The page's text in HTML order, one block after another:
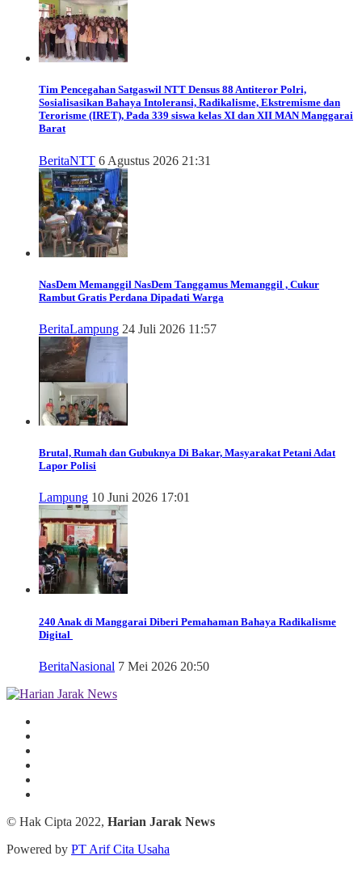
Tim Pencegahan Satgaswil NTT Densus 88 Antiteror Polri,
Sosialisasikan Bahaya Intoleransi, Radikalisme, Ekstremisme dan
Terorisme (IRET), Pada 339 siswa kelas XI dan XII MAN Manggarai
Barat
BeritaNTT 6 Agustus 2026 21:31
NasDem Memanggil NasDem Tanggamus Memanggil , Cukur
Rambut Gratis Perdana Dipadati Warga
BeritaLampung 24 Juli 2026 11:57
Brutal, Rumah dan Gubuknya Di Bakar, Masyarakat Petani Adat
Lapor Polisi
Lampung 10 Juni 2026 17:01
240 Anak di Manggarai Diberi Pemahaman Bahaya Radikalisme
Digital
BeritaNasional 7 Mei 2026 20:50
© Hak Cipta 2022, Harian Jarak News
Powered by PT Arif Cita Usaha